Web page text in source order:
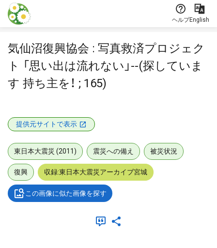
本文に飛ぶ
ヘルプEnglish
気仙沼復興協会 : 写真救済プロジェク
ト 「思い出は流れない」--(探していま
す 持ち主を！ ; 165)
提供元サイトで表示
東日本大震災 (2011) 震災への備え 被災状況
復興 収録:東日本大震災アーカイブ宮城
この画像に似た画像を探す